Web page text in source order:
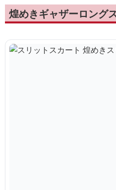
煌めきギャザーロング